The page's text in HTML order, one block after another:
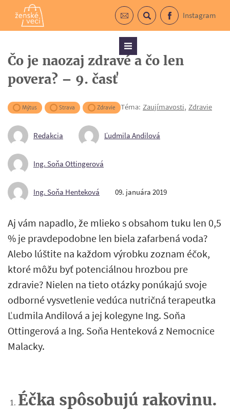
Prihlásiť sa do newslettra
Vyhľadávanie
Facebook
Instagram
Čo je naozaj zdravé a čo len
povera? – 9. časť
Mýtus Strava Zdravie Téma: Zaujímavosti, Zdravie
Redakcia Ľudmila Andilová
Ing. Soňa Ottingerová
Ing. Soňa Henteková 09. januára 2019
Aj vám napadlo, že mlieko s obsahom tuku len 0,5
% je pravdepodobne len biela zafarbená voda?
Alebo lúštite na každom výrobku zoznam éčok,
ktoré môžu byť potenciálnou hrozbou pre
zdravie? Nielen na tieto otázky ponúkajú svoje
odborné vysvetlenie vedúca nutričná terapeutka
Ľudmila Andilová a jej kolegyne Ing. Soňa
Ottingerová a Ing. Soňa Henteková z Nemocnice
Malacky.
Éčka spôsobujú rakovinu.